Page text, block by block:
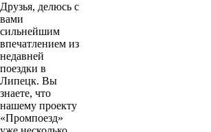
Друзья, делюсь с
вами
сильнейшим
впечатлением из
недавней
поездки в
Липецк. Вы
знаете, что
нашему проекту
«Промпоезд»